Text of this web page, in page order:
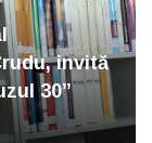
invită
30”